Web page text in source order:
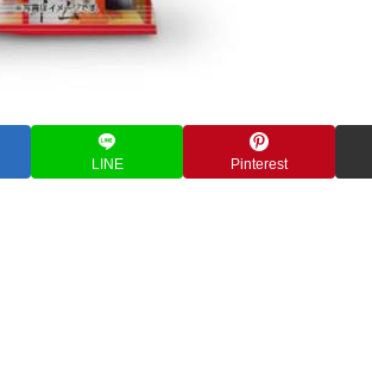
LINE Pinterest